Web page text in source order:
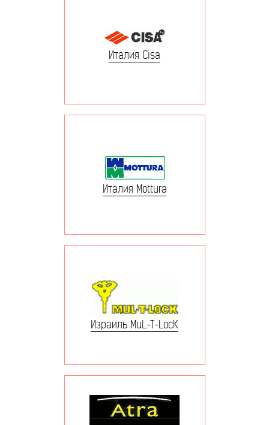
Италия Cisa
Италия Mottura
Израиль MuL-T-LocK